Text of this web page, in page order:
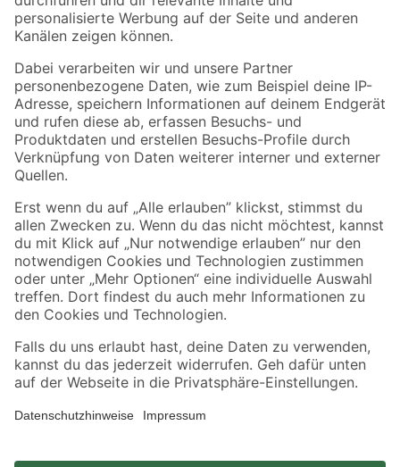
Zahlungsarten Versandarten
Sicher einkaufen
Jetzt die toom-App herunterladen
Alle Preisangaben in EUR inkl. gesetzl. MwSt.. Die dargestellten Angebote sind unter
Umständen nicht in allen Märkten verfügbar. Die angegebenen Verfügbarkeiten beziehen
sich auf den unter "Mein Markt" ausgewählten toom Baumarkt. Alle Angebote und
*Paketversand ab 59 € versandkostenfrei, gilt nicht für Artikel mit Speditionsversand, hier
fallen zusätzliche Versandkosten an.